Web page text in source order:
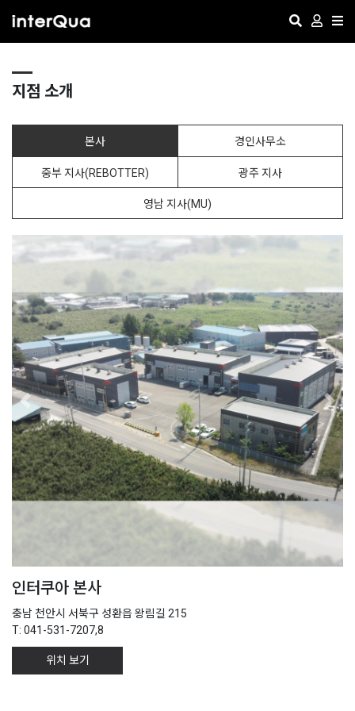
지점 소개
본사 경인사무소
중부 지사(REBOTTER) 광주 지사
영남 지사(MU)
Previous Next
인터쿠아 본사
충남 천안시 서북구 성환읍 왕림길 215
T: 041-531-7207,8
위치 보기